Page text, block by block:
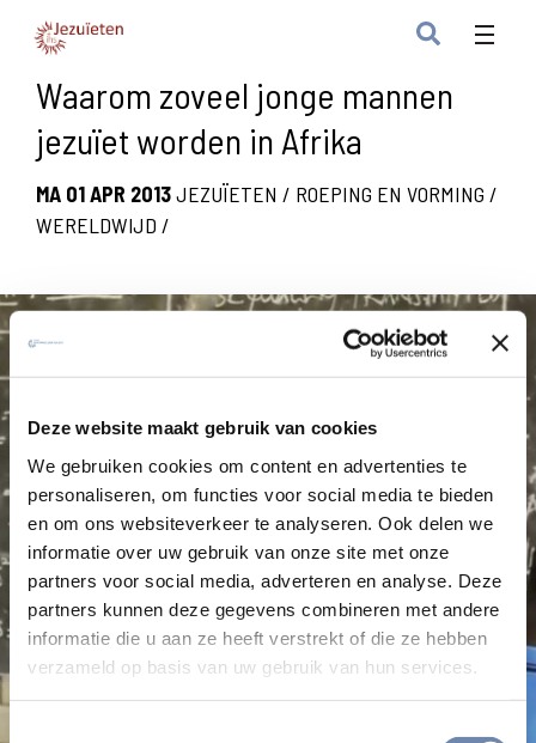
Deze website maakt gebruik van cookies
We gebruiken cookies om content en advertenties te
personaliseren, om functies voor social media te bieden
en om ons websiteverkeer te analyseren. Ook delen we
informatie over uw gebruik van onze site met onze
partners voor social media, adverteren en analyse. Deze
partners kunnen deze gegevens combineren met andere
informatie die u aan ze heeft verstrekt of die ze hebben
verzameld op basis van uw gebruik van hun services.
Waarom zoveel jonge mannen
jezuïet worden in Afrika
MA 01 APR 2013JEZUÏETEN / ROEPING EN VORMING /
WERELDWIJD /